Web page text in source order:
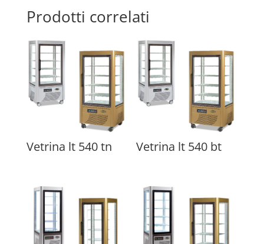
Prodotti correlati
Vetrina lt 540 tn Vetrina lt 540 bt